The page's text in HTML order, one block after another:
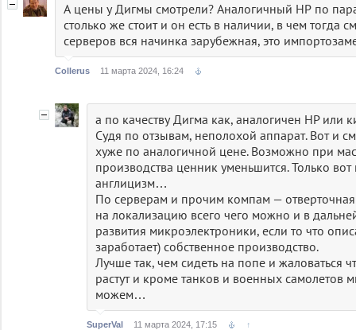
А цены у Дигмы смотрели? Аналогичный НР по
столько же стоит и он есть в наличии, в чем тогда
серверов вся начинка зарубежная, это
Collerus 11 марта 2024, 16:24
а по качеству Дигма как, аналогичен HP или
Судя по отзывам, неполохой аппарат. Вот и
хуже по аналогичной цене. Возможно при
производства ценник уменьшится. Только
англицизм…
По серверам и прочим компам —
на локализацию всего чего можно и в
развития микроэлектроники, если то что
заработает) собственное производство.
Лучше так, чем сидеть на попе и жаловаться
растут и кроме танков и военных самолетов
можем…
SuperVal 11 марта 2024, 17:15 ↑